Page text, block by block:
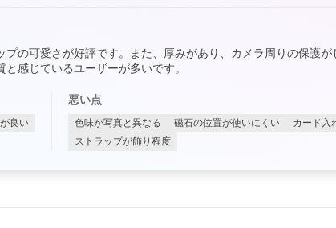
の可愛さが好評です。また、厚みがあり、カメラ周りの保護が
感じているユーザーが多いです。
良い
悪い点
色味が写真と異なる 磁石の位置が使いにくい カード入
ストラップが飾り程度